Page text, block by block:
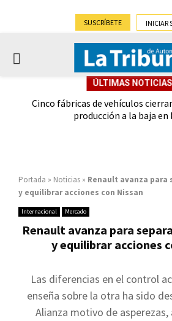
SUSCRÍBETE INICIAR
PRIMARY
ÚLTIMAS NOTICIAS
Cinco fábricas de vehículos
producción a la baja en
Portada » Noticias » Renault avanza para
y equilibrar acciones con Nissan
Internacional Mercado
Renault avanza para
y equilibrar acciones
Las diferencias en el control
enseña sobre la otra ha sido
Alianza motivo de